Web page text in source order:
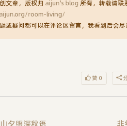
文章，版权归 aijun's blog 所有，转载请联
room-living/
或疑问都可以在评论区留言，我看到后会尽
赞 0
夕照深秋语